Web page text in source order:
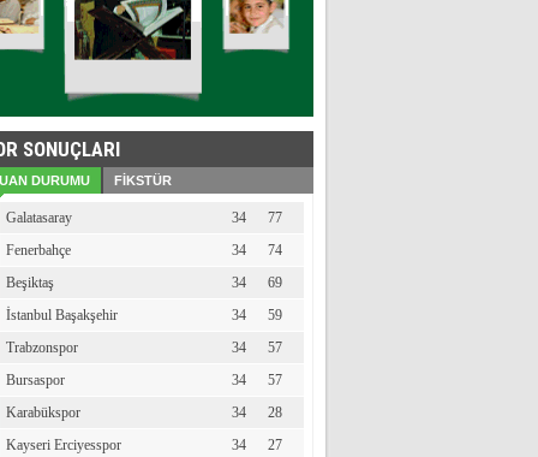
SONUÇLARI
DURUMU FİKSTÜR
Galatasaray 34 77
Fenerbahçe 34 74
Beşiktaş 34 69
İstanbul Başakşehir 34 59
Trabzonspor 34 57
Bursaspor 34 57
Karabükspor 34 28
Kayseri Erciyesspor 34 27